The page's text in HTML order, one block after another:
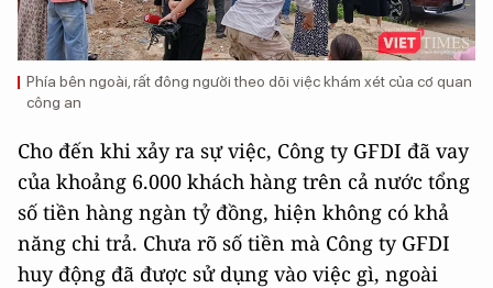
Phía bên ngoài, rất đông người theo dõi việc khám xét của cơ quan
công an
Cho đến khi xảy ra sự việc, Công ty GFDI đã vay
của khoảng 6.000 khách hàng trên cả nước tổng
số tiền hàng ngàn tỷ đồng, hiện không có khả
năng chi trả. Chưa rõ số tiền mà Công ty GFDI
huy động đã được sử dụng vào việc gì, ngoài